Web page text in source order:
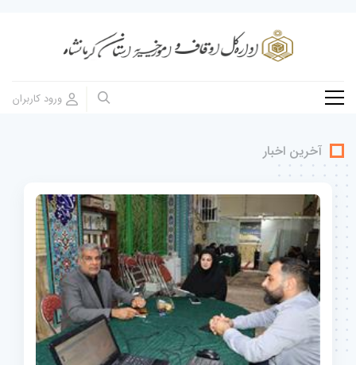
آخرین اخبار